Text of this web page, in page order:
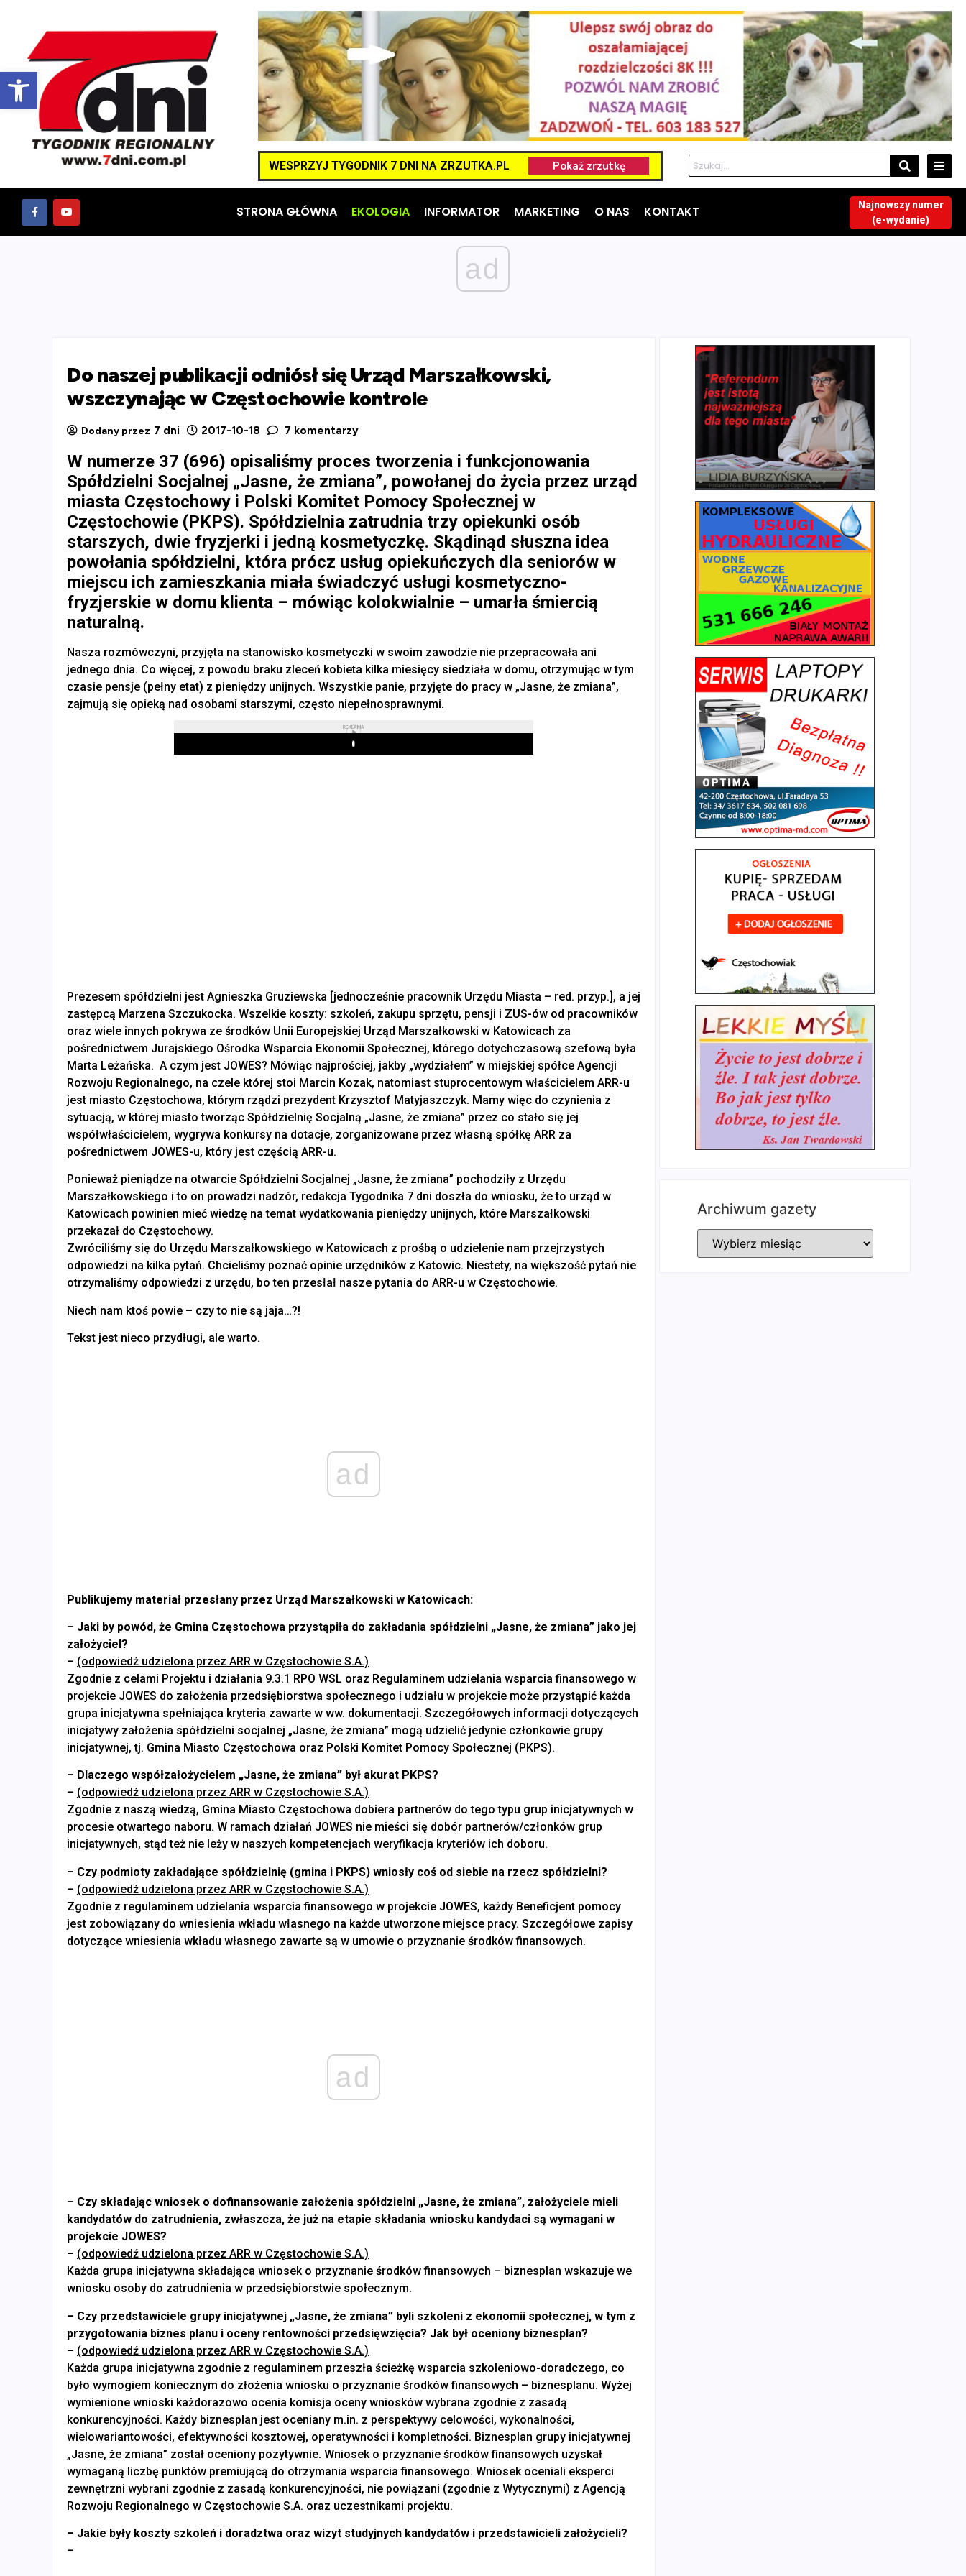
Otwórz pasek narzędzi
WESPRZYJ TYGODNIK 7 DNI NA ZRZUTKA.PL
STRONA GŁÓWNA EKOLOGIA INFORMATOR MARKETING O NAS KONTAKT
Najnowszy numer
(e-wydanie)
ad
Do naszej publikacji odniósł się Urząd Marszałkowski,
wszczynając w Częstochowie kontrole
Dodany przez 7 dni 2017-10-18 7 komentarzy
W numerze 37 (696) opisaliśmy proces tworzenia i funkcjonowania
Spółdzielni Socjalnej „Jasne, że zmiana”, powołanej do życia przez urząd
miasta Częstochowy i Polski Komitet Pomocy Społecznej w
Częstochowie (PKPS). Spółdzielnia zatrudnia trzy opiekunki osób
starszych, dwie fryzjerki i jedną kosmetyczkę. Skądinąd słuszna idea
powołania spółdzielni, która prócz usług opiekuńczych dla seniorów w
miejscu ich zamieszkania miała świadczyć usługi kosmetyczno-
fryzjerskie w domu klienta – mówiąc kolokwialnie – umarła śmiercią
naturalną.
Nasza rozmówczyni, przyjęta na stanowisko kosmetyczki w swoim zawodzie nie przepracowała ani
jednego dnia. Co więcej, z powodu braku zleceń kobieta kilka miesięcy siedziała w domu, otrzymując w tym
czasie pensje (pełny etat) z pieniędzy unijnych. Wszystkie panie, przyjęte do pracy w „Jasne, że zmiana”,
zajmują się opieką nad osobami starszymi, często niepełnosprawnymi.
REKLAMA
Play
Prezesem spółdzielni jest Agnieszka Gruziewska [jednocześnie pracownik Urzędu Miasta – red. przyp.], a jej
zastępcą Marzena Szczukocka. Wszelkie koszty: szkoleń, zakupu sprzętu, pensji i ZUS-ów od pracowników
oraz wiele innych pokrywa ze środków Unii Europejskiej Urząd Marszałkowski w Katowicach za
pośrednictwem Jurajskiego Ośrodka Wsparcia Ekonomii Społecznej, którego dotychczasową szefową była
Marta Leżańska. A czym jest JOWES? Mówiąc najprościej, jakby „wydziałem” w miejskiej spółce Agencji
Rozwoju Regionalnego, na czele której stoi Marcin Kozak, natomiast stuprocentowym właścicielem ARR-u
jest miasto Częstochowa, którym rządzi prezydent Krzysztof Matyjaszczyk. Mamy więc do czynienia z
sytuacją, w której miasto tworząc Spółdzielnię Socjalną „Jasne, że zmiana” przez co stało się jej
współwłaścicielem, wygrywa konkursy na dotacje, zorganizowane przez własną spółkę ARR za
pośrednictwem JOWES-u, który jest częścią ARR-u.
Ponieważ pieniądze na otwarcie Spółdzielni Socjalnej „Jasne, że zmiana” pochodziły z Urzędu
Marszałkowskiego i to on prowadzi nadzór, redakcja Tygodnika 7 dni doszła do wniosku, że to urząd w
Katowicach powinien mieć wiedzę na temat wydatkowania pieniędzy unijnych, które Marszałkowski
przekazał do Częstochowy.
Zwróciliśmy się do Urzędu Marszałkowskiego w Katowicach z prośbą o udzielenie nam przejrzystych
odpowiedzi na kilka pytań. Chcieliśmy poznać opinie urzędników z Katowic. Niestety, na większość pytań nie
otrzymaliśmy odpowiedzi z urzędu, bo ten przesłał nasze pytania do ARR-u w Częstochowie.
Niech nam ktoś powie – czy to nie są jaja…?!
Tekst jest nieco przydługi, ale warto.
ad
Publikujemy materiał przesłany przez Urząd Marszałkowski w Katowicach:
– Jaki by powód, że Gmina Częstochowa przystąpiła do zakładania spółdzielni „Jasne, że zmiana” jako jej
założyciel?
– (odpowiedź udzielona przez ARR w Częstochowie S.A.)
Zgodnie z celami Projektu i działania 9.3.1 RPO WSL oraz Regulaminem udzielania wsparcia finansowego w
projekcie JOWES do założenia przedsiębiorstwa społecznego i udziału w projekcie może przystąpić każda
grupa inicjatywna spełniająca kryteria zawarte w ww. dokumentacji. Szczegółowych informacji dotyczących
inicjatywy założenia spółdzielni socjalnej „Jasne, że zmiana” mogą udzielić jedynie członkowie grupy
inicjatywnej, tj. Gmina Miasto Częstochowa oraz Polski Komitet Pomocy Społecznej (PKPS).
– Dlaczego współzałożycielem „Jasne, że zmiana” był akurat PKPS?
– (odpowiedź udzielona przez ARR w Częstochowie S.A.)
Zgodnie z naszą wiedzą, Gmina Miasto Częstochowa dobiera partnerów do tego typu grup inicjatywnych w
procesie otwartego naboru. W ramach działań JOWES nie mieści się dobór partnerów/członków grup
inicjatywnych, stąd też nie leży w naszych kompetencjach weryfikacja kryteriów ich doboru.
– Czy podmioty zakładające spółdzielnię (gmina i PKPS) wniosły coś od siebie na rzecz spółdzielni?
– (odpowiedź udzielona przez ARR w Częstochowie S.A.)
Zgodnie z regulaminem udzielania wsparcia finansowego w projekcie JOWES, każdy Beneficjent pomocy
jest zobowiązany do wniesienia wkładu własnego na każde utworzone miejsce pracy. Szczegółowe zapisy
dotyczące wniesienia wkładu własnego zawarte są w umowie o przyznanie środków finansowych.
ad
– Czy składając wniosek o dofinansowanie założenia spółdzielni „Jasne, że zmiana”, założyciele mieli
kandydatów do zatrudnienia, zwłaszcza, że już na etapie składania wniosku kandydaci są wymagani w
projekcie JOWES?
– (odpowiedź udzielona przez ARR w Częstochowie S.A.)
Każda grupa inicjatywna składająca wniosek o przyznanie środków finansowych – biznesplan wskazuje we
wniosku osoby do zatrudnienia w przedsiębiorstwie społecznym.
– Czy przedstawiciele grupy inicjatywnej „Jasne, że zmiana” byli szkoleni z ekonomii społecznej, w tym z
przygotowania biznes planu i oceny rentowności przedsięwzięcia? Jak był oceniony biznesplan?
– (odpowiedź udzielona przez ARR w Częstochowie S.A.)
Każda grupa inicjatywna zgodnie z regulaminem przeszła ścieżkę wsparcia szkoleniowo-doradczego, co
było wymogiem koniecznym do złożenia wniosku o przyznanie środków finansowych – biznesplanu. Wyżej
wymienione wnioski każdorazowo ocenia komisja oceny wniosków wybrana zgodnie z zasadą
konkurencyjności. Każdy biznesplan jest oceniany m.in. z perspektywy celowości, wykonalności,
wielowariantowości, efektywności kosztowej, operatywności i kompletności. Biznesplan grupy inicjatywnej
„Jasne, że zmiana” został oceniony pozytywnie. Wniosek o przyznanie środków finansowych uzyskał
wymaganą liczbę punktów premiującą do otrzymania wsparcia finansowego. Wniosek oceniali eksperci
zewnętrzni wybrani zgodnie z zasadą konkurencyjności, nie powiązani (zgodnie z Wytycznymi) z Agencją
Rozwoju Regionalnego w Częstochowie S.A. oraz uczestnikami projektu.
– Jakie były koszty szkoleń i doradztwa oraz wizyt studyjnych kandydatów i przedstawicieli założycieli?
–
Archiwum gazety